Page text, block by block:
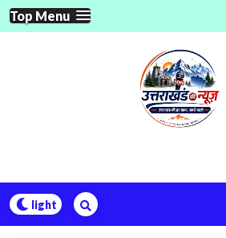
Skip
to
Top Menu